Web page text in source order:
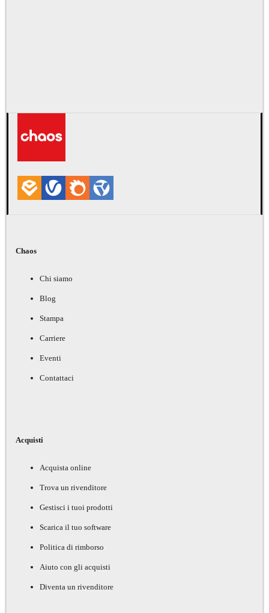
Chaos
Chi siamo
Blog
Stampa
Carriere
Eventi
Contattaci
Acquisti
Acquista online
Trova un rivenditore
Gestisci i tuoi prodotti
Scarica il tuo software
Politica di rimborso
Aiuto con gli acquisti
Diventa un rivenditore